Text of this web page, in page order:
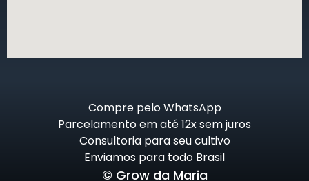
Compre pelo WhatsApp
Parcelamento em até 12x sem juros
Consultoria para seu cultivo
Enviamos para todo Brasil
© Grow da Maria